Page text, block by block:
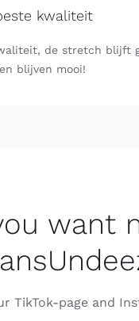
kwaliteit
de stretch blijft
blijven mooi!
want
TikTok-page and